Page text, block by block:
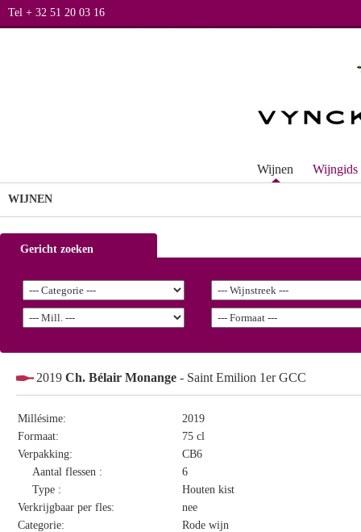
Tel + 32 51 20 03 16
Wijnen Wijngids
WIJNEN
Gericht zoeken
2019 Ch. Bélair Monange - Saint Emilion 1er GCC
Millésime:
2019
Formaat:
75 cl
Verpakking:
CB6
Aantal flessen :
6
Type :
Houten kist
Verkrijgbaar per fles:
nee
Categorie:
Rode wijn